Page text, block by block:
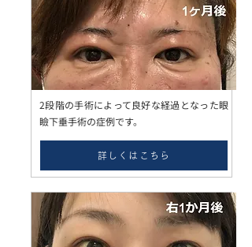
2段階の手術によって良好な経過となった眼
瞼下垂手術の症例です。
詳しくはこちら